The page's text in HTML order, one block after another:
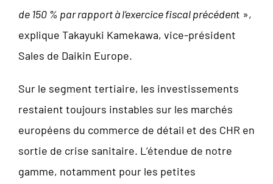
de 150 % par rapport à l’exercice fiscal précédent »,
explique Takayuki Kamekawa, vice-président
Sales de Daikin Europe.
Sur le segment tertiaire, les investissements
restaient toujours instables sur les marchés
européens du commerce de détail et des CHR en
sortie de crise sanitaire. L’étendue de notre
gamme, notamment pour les petites